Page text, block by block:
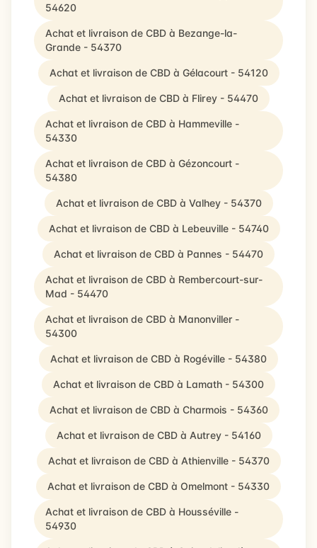
54620
Achat et livraison de CBD à Bezange-la-
Grande - 54370
Achat et livraison de CBD à Gélacourt - 54120
Achat et livraison de CBD à Flirey - 54470
Achat et livraison de CBD à Hammeville -
54330
Achat et livraison de CBD à Gézoncourt -
54380
Achat et livraison de CBD à Valhey - 54370
Achat et livraison de CBD à Lebeuville - 54740
Achat et livraison de CBD à Pannes - 54470
Achat et livraison de CBD à Rembercourt-sur-
Mad - 54470
Achat et livraison de CBD à Manonviller -
54300
Achat et livraison de CBD à Rogéville - 54380
Achat et livraison de CBD à Lamath - 54300
Achat et livraison de CBD à Charmois - 54360
Achat et livraison de CBD à Autrey - 54160
Achat et livraison de CBD à Athienville - 54370
Achat et livraison de CBD à Omelmont - 54330
Achat et livraison de CBD à Housséville -
54930